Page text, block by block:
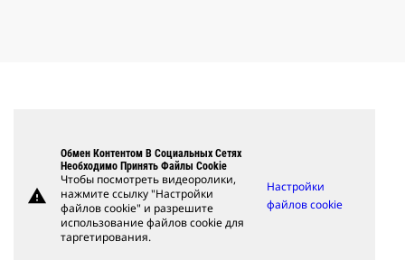
warning
Обмен Контентом В Социальных Сетях
Необходимо Принять Файлы Cookie
Чтобы посмотреть видеоролики,
нажмите ссылку "Настройки
файлов cookie" и разрешите
использование файлов cookie для
таргетирования.
Настройки
файлов cookie